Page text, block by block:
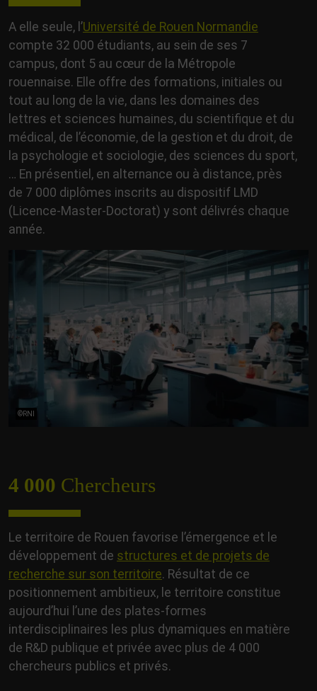
A elle seule, l’Université de Rouen Normandie
compte 32 000 étudiants, au sein de ses 7
campus, dont 5 au cœur de la Métropole
rouennaise. Elle offre des formations, initiales ou
tout au long de la vie, dans les domaines des
lettres et sciences humaines, du scientifique et du
médical, de l’économie, de la gestion et du droit, de
la psychologie et sociologie, des sciences du sport,
… En présentiel, en alternance ou à distance, près
de 7 000 diplômes inscrits au dispositif LMD
(Licence-Master-Doctorat) y sont délivrés chaque
année.
©RNI
4 000 Chercheurs
Le territoire de Rouen favorise l’émergence et le
développement de structures et de projets de
recherche sur son territoire. Résultat de ce
positionnement ambitieux, le territoire constitue
aujourd’hui l’une des plates-formes
interdisciplinaires les plus dynamiques en matière
de R&D publique et privée avec plus de 4 000
chercheurs publics et privés.